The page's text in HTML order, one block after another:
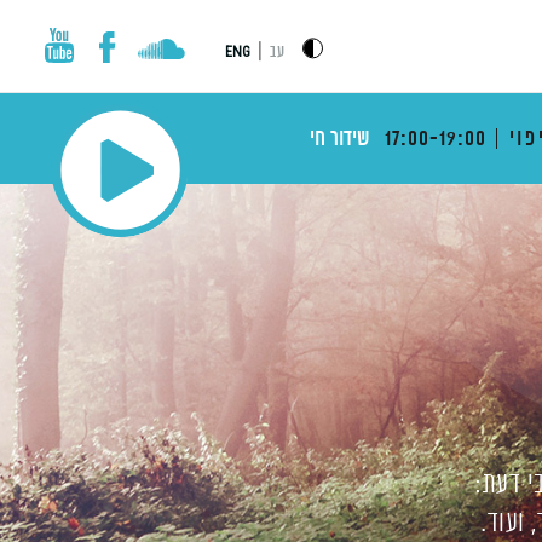
עב ENG
17:00-19:00 שידור חי
דעת:
ועוד.